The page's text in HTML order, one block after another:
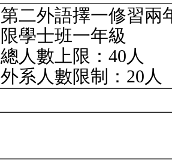
第二外語擇一修習兩
限學士班一年級
總人數上限：40人
外系人數限制：20人